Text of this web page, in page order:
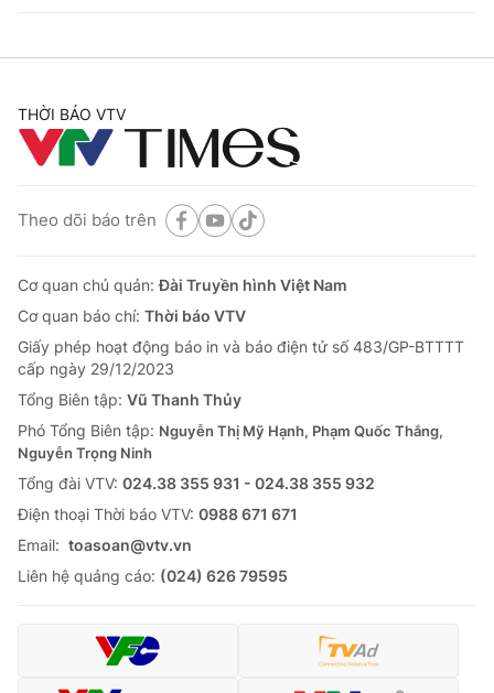
THỜI BÁO VTV
Theo dõi báo trên
Cơ quan chủ quản:Đài Truyền hình Việt Nam
Cơ quan báo chí: Thời báo VTV
Giấy phép hoạt động báo in và báo điện tử số 483/GP-BTTTT
cấp ngày 29/12/2023
Tổng Biên tập: Vũ Thanh Thủy
Phó Tổng Biên tập: Nguyễn Thị Mỹ Hạnh, Phạm Quốc Thắng,
Nguyễn Trọng Ninh
Tổng đài VTV: 024.38 355 931 - 024.38 355 932
Ðiện thoại Thời báo VTV: 0988 671 671
Email: toasoan@vtv.vn
Liên hệ quảng cáo: (024) 626 79595